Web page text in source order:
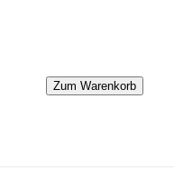
Zum Warenkorb